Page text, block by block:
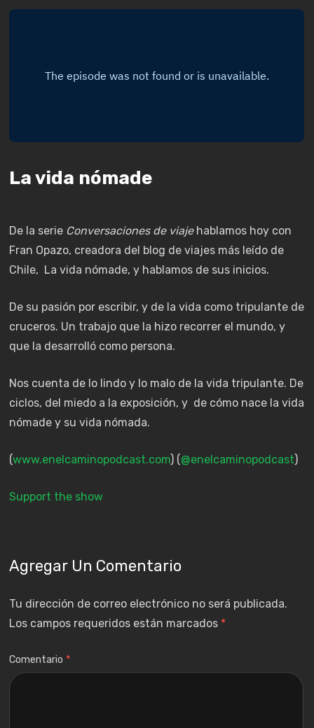
La vida nómade
De la serie Conversaciones de viajehablamos hoy con
Fran Opazo, creadora del blog de viajes más leído de
Chile, La vida nómade, y hablamos de sus inicios.
De su pasión por escribir, y de la vida como tripulante de
cruceros. Un trabajo que la hizo recorrer el mundo, y
que la desarrolló como persona.
Nos cuenta de lo lindo y lo malo de la vida tripulante. De
ciclos, del miedo a la exposición, y de cómo nace la vida
nómade y su vida nómada.
(www.enelcaminopodcast.com) (@enelcaminopodcast)
Support the show
Agregar Un Comentario
Tu dirección de correo electrónico no será publicada.
Los campos requeridos están marcados *
Comentario *